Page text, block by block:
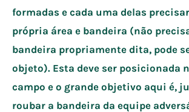
formadas e cada uma delas
própria área e bandeira (não
bandeira propriamente dita, pode
objeto). Esta deve ser posicionada
campo e o grande objetivo aqui é,
roubar a bandeira da equipe